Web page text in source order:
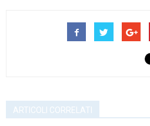
ARTICOLI CORRELATI